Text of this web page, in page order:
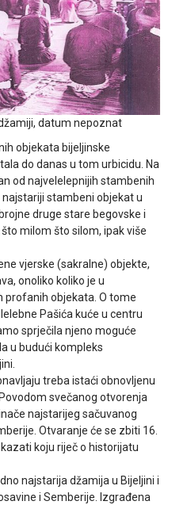
datum nepoznat
objekata bijeljinske
do danas u tom urbicidu. Na
od najvelelepnijih stambenih
stambeni objekat u
druge stare begovske i
milom što silom, ipak više
vjerske (sakralne) objekte,
onoliko koliko je u
profanih objekata. O tome
Pašića kuće u centru
sprječila njeno moguće
u budući kompleks
treba istaći obnovljenu
svečanog otvorenja
najstarijeg sačuvanog
Otvaranje će se zbiti 16.
koju riječ o historijatu
najstarija džamija u Bijeljini i
i Semberije. Izgrađena